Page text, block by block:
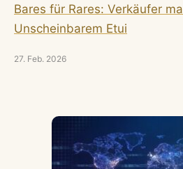
Bares für Rares: Verkäufer
Unscheinbarem Etui
27. Feb. 2026